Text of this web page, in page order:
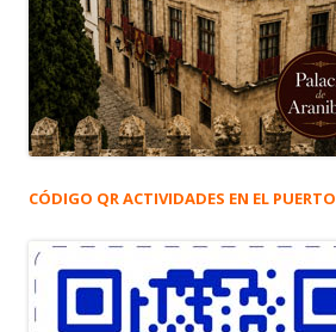
CÓDIGO QR ACTIVIDADES EN EL PUERTO